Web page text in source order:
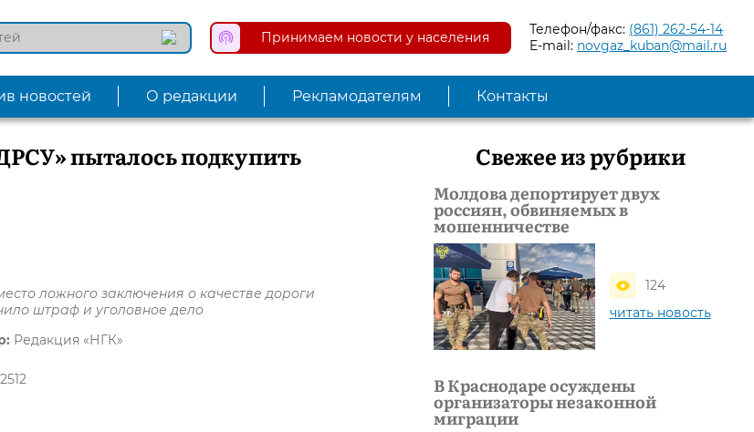
Принимаем новости у населения Телефон/факс: (861) 262-54-14
E-mail: novgaz_kuban@mail.ru
новостей О редакции Рекламодателям Контакты
пыталось подкупить
ложного заключения о качестве дороги
штраф и уголовное дело
Редакция «НГК»
2512
Свежее из рубрики
Молдова депортирует двух
россиян, обвиняемых в
мошенничестве
124
читать новость
В Краснодаре осуждены
организаторы незаконной
миграции